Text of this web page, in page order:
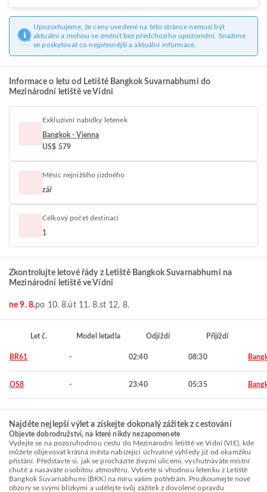
Upozorňujeme, že ceny uvedené na této stránce nemusí být
aktuální a mohou se změnit bez předchozího upozornění. Snažíme
se poskytovat co nejpřesnější a aktuální informace.
Informace o letu od Letiště Bangkok Suvarnabhumi do
Mezinárodní letiště ve Vídni
Exkluzivní nabídky letenek
Bangkok - Vienna
US$ 579
Měsíc nejnižšího jízdného
zář
Celkový počet destinací
1
Zkontrolujte letové řády z Letiště Bangkok Suvarnabhumi na
Mezinárodní letiště ve Vídni
ne 9. 8.po 10. 8.út 11. 8.st 12. 8.
Let č. Model letadla Odjíždí Přijíždí
BR61 - 02:40 08:30
OS8 - 23:40 05:35
Najděte nejlepší výlet a získejte dokonalý zážitek z cestování
Objevte dobrodružství, na které nikdy nezapomenete
Vydejte se na pozoruhodnou cestu do Mezinárodní letiště ve Vídni (VIE), kde
můžete objevovat krásná města nabízející úchvatné výhledy již od okamžiku
přistání. Představte si, jak se procházíte živými ulicemi, vychutnáváte místní
chutě a nasáváte osobitou atmosféru. Vyberte si vhodnou letenku z Letiště
Bangkok Suvarnabhumi (BKK) na míru vašim potřebám. Prozkoumejte nové
obzory se svými blízkými a udělejte svůj zážitek z dovolené opravdu